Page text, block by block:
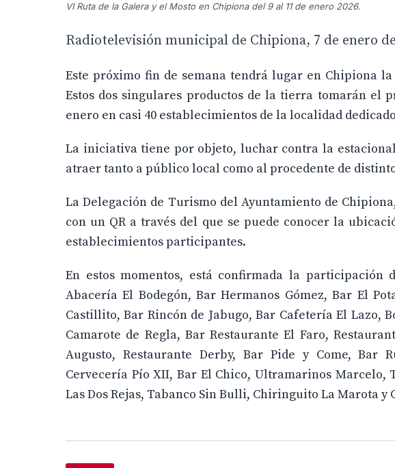
VI Ruta de la Galera y el Mosto en Chipiona del 9 al 11 de enero 2026.
Radiotelevisión municipal de Chipiona, 7 de enero
Este próximo fin de semana tendrá lugar en Chipiona
Estos dos singulares productos de la tierra tomarán el
enero en casi 40 establecimientos de la localidad
La iniciativa tiene por objeto, luchar contra la
atraer tanto a público local como al procedente de
La Delegación de Turismo del Ayuntamiento de
con un QR a través del que se puede conocer la
establecimientos participantes.
En estos momentos, está confirmada la participación
Abacería El Bodegón, Bar Hermanos Gómez, Bar El
Castillito, Bar Rincón de Jabugo, Bar Cafetería El Lazo,
Camarote de Regla, Bar Restaurante El Faro,
Augusto, Restaurante Derby, Bar Pide y Come, Bar
Cervecería Pío XII, Bar El Chico, Ultramarinos Marcelo,
Las Dos Rejas, Tabanco Sin Bulli, Chiringuito La Marota y